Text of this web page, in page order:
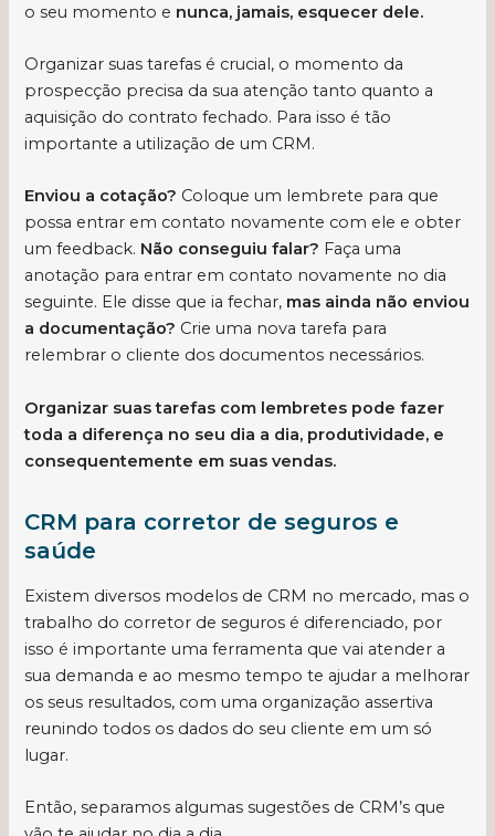
o seu momento e nunca, jamais, esquecer dele.
Organizar suas tarefas é crucial, o momento da
prospecção precisa da sua atenção tanto quanto a
aquisição do contrato fechado. Para isso é tão
importante a utilização de um CRM.
Enviou a cotação? Coloque um lembrete para que
possa entrar em contato novamente com ele e obter
um feedback. Não conseguiu falar? Faça uma
anotação para entrar em contato novamente no dia
seguinte. Ele disse que ia fechar, mas ainda não enviou
a documentação? Crie uma nova tarefa para
relembrar o cliente dos documentos necessários.
Organizar suas tarefas com lembretes pode fazer
toda a diferença no seu dia a dia, produtividade, e
consequentemente em suas vendas.
CRM para corretor de seguros e
saúde
Existem diversos modelos de CRM no mercado, mas o
trabalho do corretor de seguros é diferenciado, por
isso é importante uma ferramenta que vai atender a
sua demanda e ao mesmo tempo te ajudar a melhorar
os seus resultados, com uma organização assertiva
reunindo todos os dados do seu cliente em um só
lugar.
Então, separamos algumas sugestões de CRM’s que